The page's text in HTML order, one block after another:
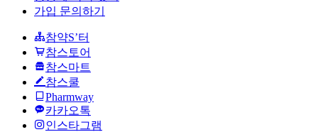
가입 문의하기
참약S’터
참스토어
참스마트
참스쿨
Pharmway
카카오톡
인스타그램